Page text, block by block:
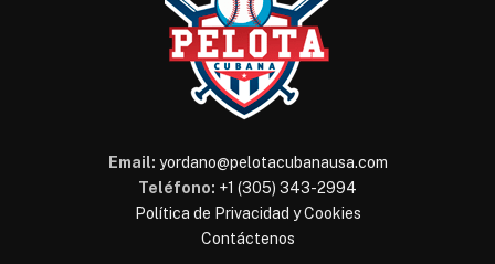
Email: yordano@pelotacubanausa.com
Teléfono: +1 (305) 343-2994
Política de Privacidad y Cookies
Contáctenos